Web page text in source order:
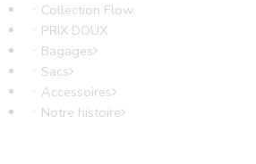
Collection Flow
PRIX DOUX
Bagages
Sacs
Accessoires
Notre histoire